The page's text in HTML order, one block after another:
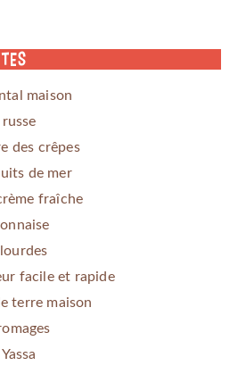
maison
des crêpes
de mer
fraîche
facile et rapide
terre maison